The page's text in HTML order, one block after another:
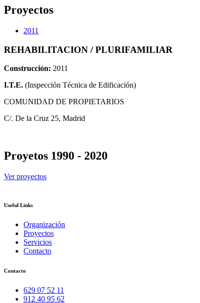
Proyectos
2011
REHABILITACION / PLURIFAMILIAR
Construcción: 2011
I.T.E. (Inspección Técnica de Edificación)
COMUNIDAD DE PROPIETARIOS
C/. De la Cruz 25, Madrid
Proyetos 1990 - 2020
Ver proyectos
Useful Links
Organización
Proyectos
Servicios
Contacto
Contacto
629 07 52 11
912 40 95 62